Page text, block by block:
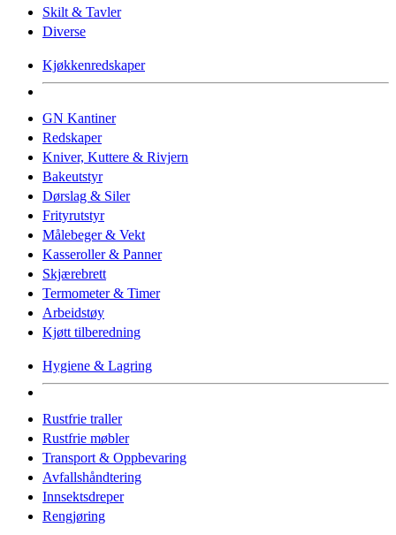
Skilt & Tavler
Diverse
Kjøkkenredskaper
GN Kantiner
Redskaper
Kniver, Kuttere & Rivjern
Bakeutstyr
Dørslag & Siler
Frityrutstyr
Målebeger & Vekt
Kasseroller & Panner
Skjærebrett
Termometer & Timer
Arbeidstøy
Kjøtt tilberedning
Hygiene & Lagring
Rustfrie traller
Rustfrie møbler
Transport & Oppbevaring
Avfallshåndtering
Innsektsdreper
Rengjøring